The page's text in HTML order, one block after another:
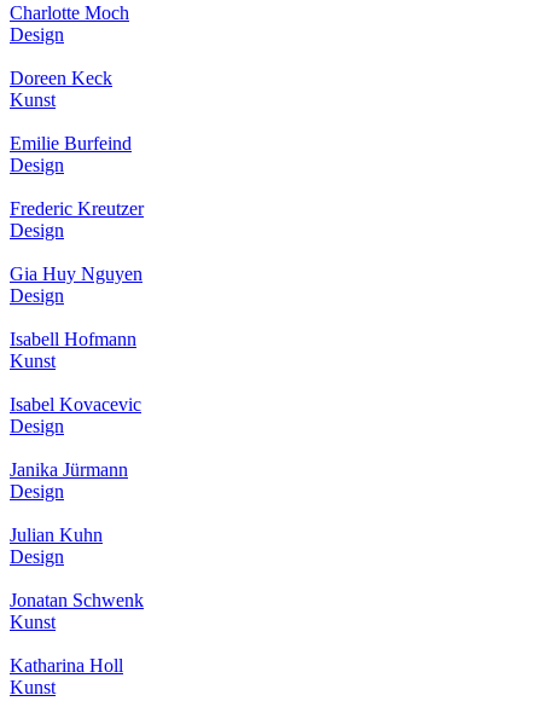
Charlotte Moch
Design
Doreen Keck
Kunst
Emilie Burfeind
Design
Frederic Kreutzer
Design
Gia Huy Nguyen
Design
Isabell Hofmann
Kunst
Isabel Kovacevic
Design
Janika Jürmann
Design
Julian Kuhn
Design
Jonatan Schwenk
Kunst
Katharina Holl
Kunst